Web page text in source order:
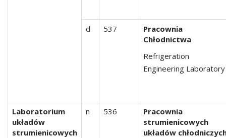
d 537
Pracownia
Chłodnictwa
Refrigeration
Engineering Laboratory
Laboratorium
układów
strumienicowych
n 536
Pracownia
strumienicowych
układów